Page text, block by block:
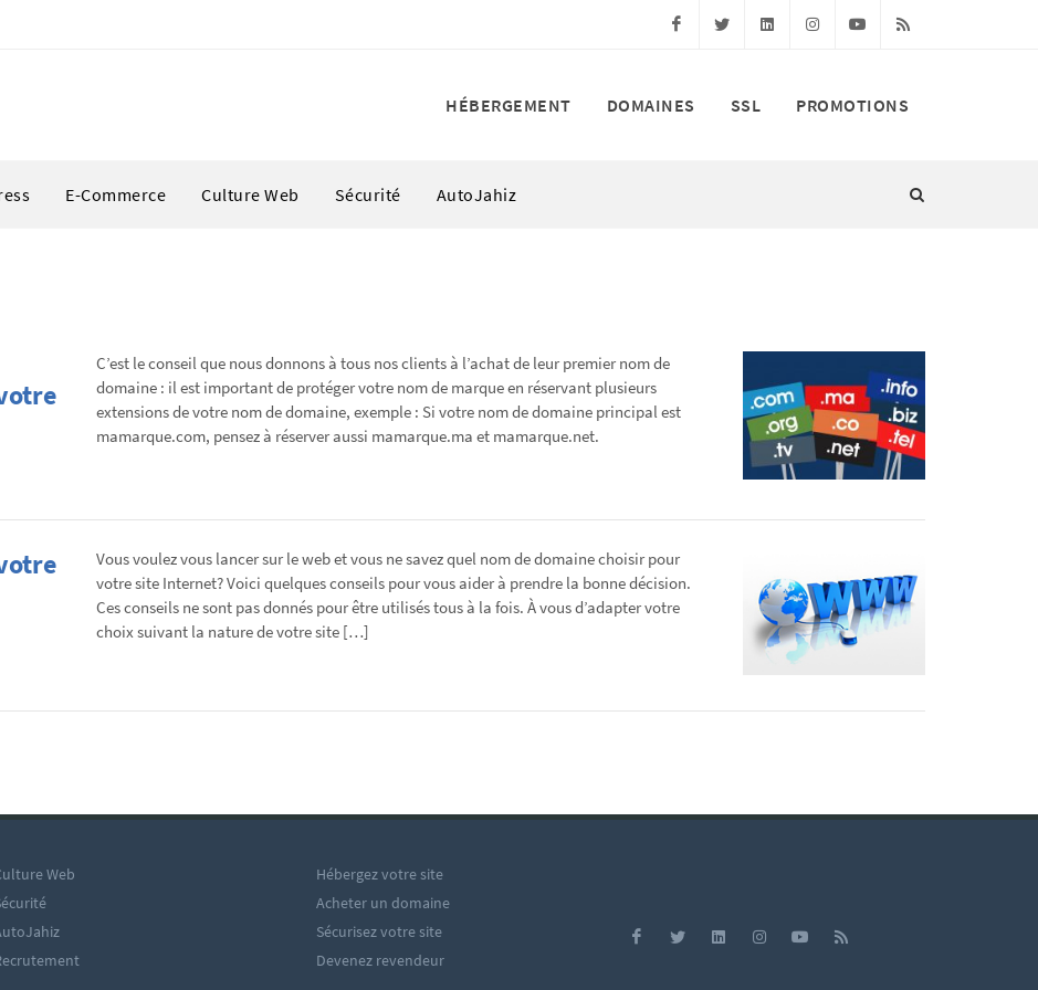
HÉBERGEMENT DOMAINES SSL PROMOTIONS
E-Commerce Culture Web Sécurité AutoJahiz
C’est le conseil que nous donnons à tous nos clients à l’achat de leur premier nom de
domaine : il est important de protéger votre nom de marque en réservant plusieurs
extensions de votre nom de domaine, exemple : Si votre nom de domaine principal est
mamarque.com, pensez à réserver aussi mamarque.ma et mamarque.net.
Vous voulez vous lancer sur le web et vous ne savez quel nom de domaine choisir pour
votre site Internet? Voici quelques conseils pour vous aider à prendre la bonne décision.
Ces conseils ne sont pas donnés pour être utilisés tous à la fois. À vous d’adapter votre
choix suivant la nature de votre site […]
Web
Hébergez votre site
Acheter un domaine
Sécurisez votre site
Devenez revendeur